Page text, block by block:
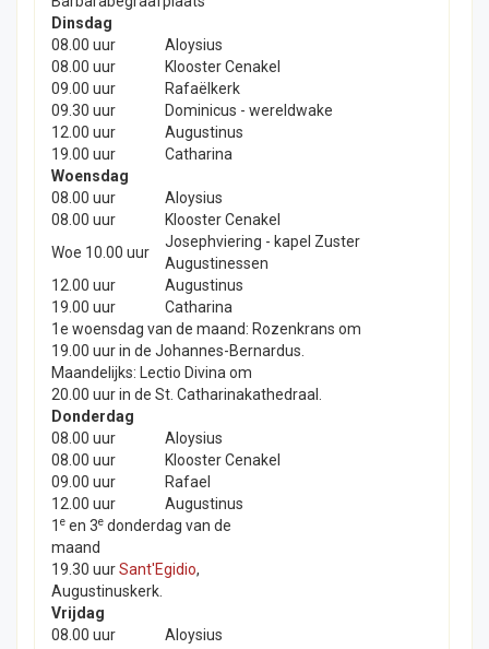
Dinsdag
08.00 uur
Aloysius
08.00 uur
Klooster Cenakel
09.00 uur
Rafaëlkerk
09.30 uur
Dominicus - wereldwake
12.00 uur
Augustinus
19.00 uur
Catharina
Woensdag
08.00 uur
Aloysius
08.00 uur
Klooster Cenakel
Woe 10.00 uur
Josephviering - kapel Zuster
Augustinessen
12.00 uur
Augustinus
19.00 uur
Catharina
1e woensdag van de maand: Rozenkrans om
19.00 uur in de Johannes-Bernardus.
Maandelijks: Lectio Divina om
20.00 uur in de St. Catharinakathedraal.
Donderdag
08.00 uur
Aloysius
08.00 uur
Klooster Cenakel
09.00 uur
Rafael
12.00 uur
Augustinus
1 e en 3e donderdag van de
maand
19.30 uurSant'Egidio,
Augustinuskerk.
Vrijdag
08.00 uur
Aloysius